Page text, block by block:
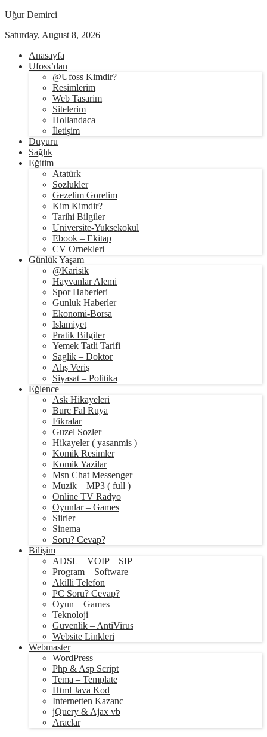
Uğur Demirci
Saturday, August 8, 2026
Anasayfa
Ufoss’dan
@Ufoss Kimdir?
Resimlerim
Web Tasarim
Sitelerim
Hollandaca
İletişim
Duyuru
Sağlık
Eğitim
Atatürk
Sozlukler
Gezelim Gorelim
Kim Kimdir?
Tarihi Bilgiler
Universite-Yuksekokul
Ebook – Ekitap
CV Ornekleri
Günlük Yaşam
@Karisik
Hayvanlar Alemi
Spor Haberleri
Gunluk Haberler
Ekonomi-Borsa
Islamiyet
Pratik Bilgiler
Yemek Tatli Tarifi
Saglik – Doktor
Alış Veriş
Siyasat – Politika
Eğlence
Ask Hikayeleri
Burc Fal Ruya
Fikralar
Guzel Sozler
Hikayeler ( yasanmis )
Komik Resimler
Komik Yazilar
Msn Chat Messenger
Muzik – MP3 ( full )
Online TV Radyo
Oyunlar – Games
Siirler
Sinema
Soru? Cevap?
Bilişim
ADSL – VOIP – SIP
Program – Software
Akilli Telefon
PC Soru? Cevap?
Oyun – Games
Teknoloji
Guvenlik – AntiVirus
Website Linkleri
Webmaster
WordPress
Php & Asp Script
Tema – Template
Html Java Kod
Internetten Kazanc
jQuery & Ajax vb
Araclar